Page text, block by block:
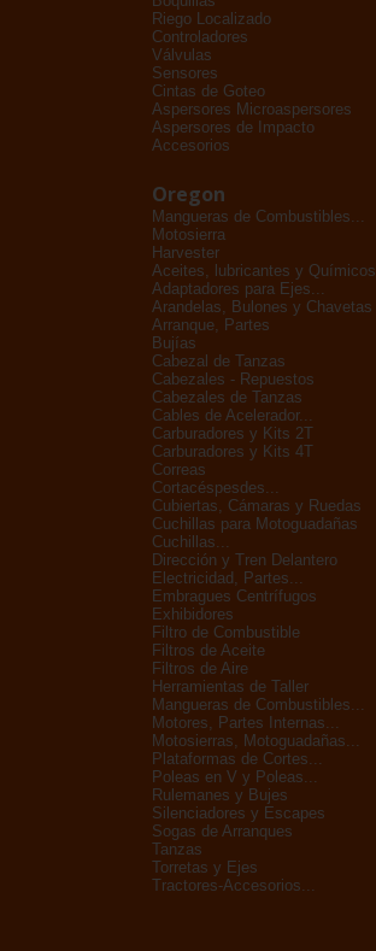
Riego Localizado
Controladores
Válvulas
Sensores
Cintas de Goteo
Aspersores Microaspersores
Aspersores de Impacto
Accesorios
Oregon
Mangueras de Combustibles...
Motosierra
Harvester
Aceites, lubricantes y Químicos
Adaptadores para Ejes...
Arandelas, Bulones y Chavetas
Arranque, Partes
Bujías
Cabezal de Tanzas
Cabezales - Repuestos
Cabezales de Tanzas
Cables de Acelerador...
Carburadores y Kits 2T
Carburadores y Kits 4T
Correas
Cortacéspesdes...
Cubiertas, Cámaras y Ruedas
Cuchillas para Motoguadañas
Cuchillas...
Dirección y Tren Delantero
Electricidad, Partes...
Embragues Centrífugos
Exhibidores
Filtro de Combustible
Filtros de Aceite
Filtros de Aire
Herramientas de Taller
Mangueras de Combustibles...
Motores, Partes Internas...
Motosierras, Motoguadañas...
Plataformas de Cortes...
Poleas en V y Poleas...
Rulemanes y Bujes
Silenciadores y Escapes
Sogas de Arranques
Tanzas
Torretas y Ejes
Tractores-Accesorios...